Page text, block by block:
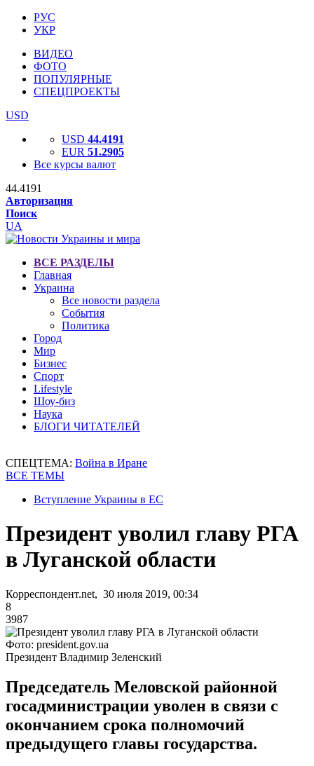
РУС
УКР
ВИДЕО
ФОТО
ПОПУЛЯРНЫЕ
СПЕЦПРОЕКТЫ
USD
USD 44.4191
EUR 51.2905
Все курсы валют
44.4191
Авторизация
Поиск
UA
ВСЕ РАЗДЕЛЫ
Главная
Украина
Все новости раздела
События
Политика
Город
Мир
Бизнес
Спорт
Lifestyle
Шоу-биз
Наука
БЛОГИ ЧИТАТЕЛЕЙ
СПЕЦТЕМА: Война в Иране
ВСЕ ТЕМЫ
Вступление Украины в ЕС
Президент уволил главу РГА
в Луганской области
Корреспондент.net, 30 июля 2019, 00:34
8
3987
Фото: president.gov.ua
Президент Владимир Зеленский
Председатель Меловской районной
госадминистрации уволен в связи с
окончанием срока полномочий
предыдущего главы государства.